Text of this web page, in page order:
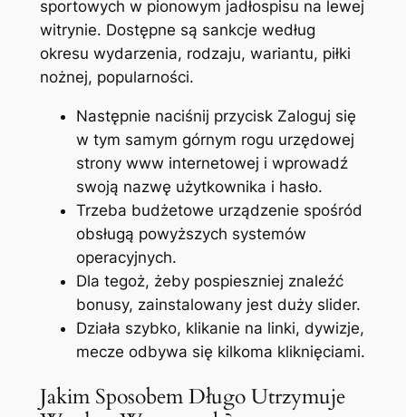
sportowych w pionowym jadłospisu na lewej
witrynie. Dostępne są sankcje według
okresu wydarzenia, rodzaju, wariantu, piłki
nożnej, popularności.
Następnie naciśnij przycisk Zaloguj się
w tym samym górnym rogu urzędowej
strony www internetowej i wprowadź
swoją nazwę użytkownika i hasło.
Trzeba budżetowe urządzenie spośród
obsługą powyższych systemów
operacyjnych.
Dla tegoż, żeby pospieszniej znaleźć
bonusy, zainstalowany jest duży slider.
Działa szybko, klikanie na linki, dywizje,
mecze odbywa się kilkoma kliknięciami.
Jakim Sposobem Długo Utrzymuje